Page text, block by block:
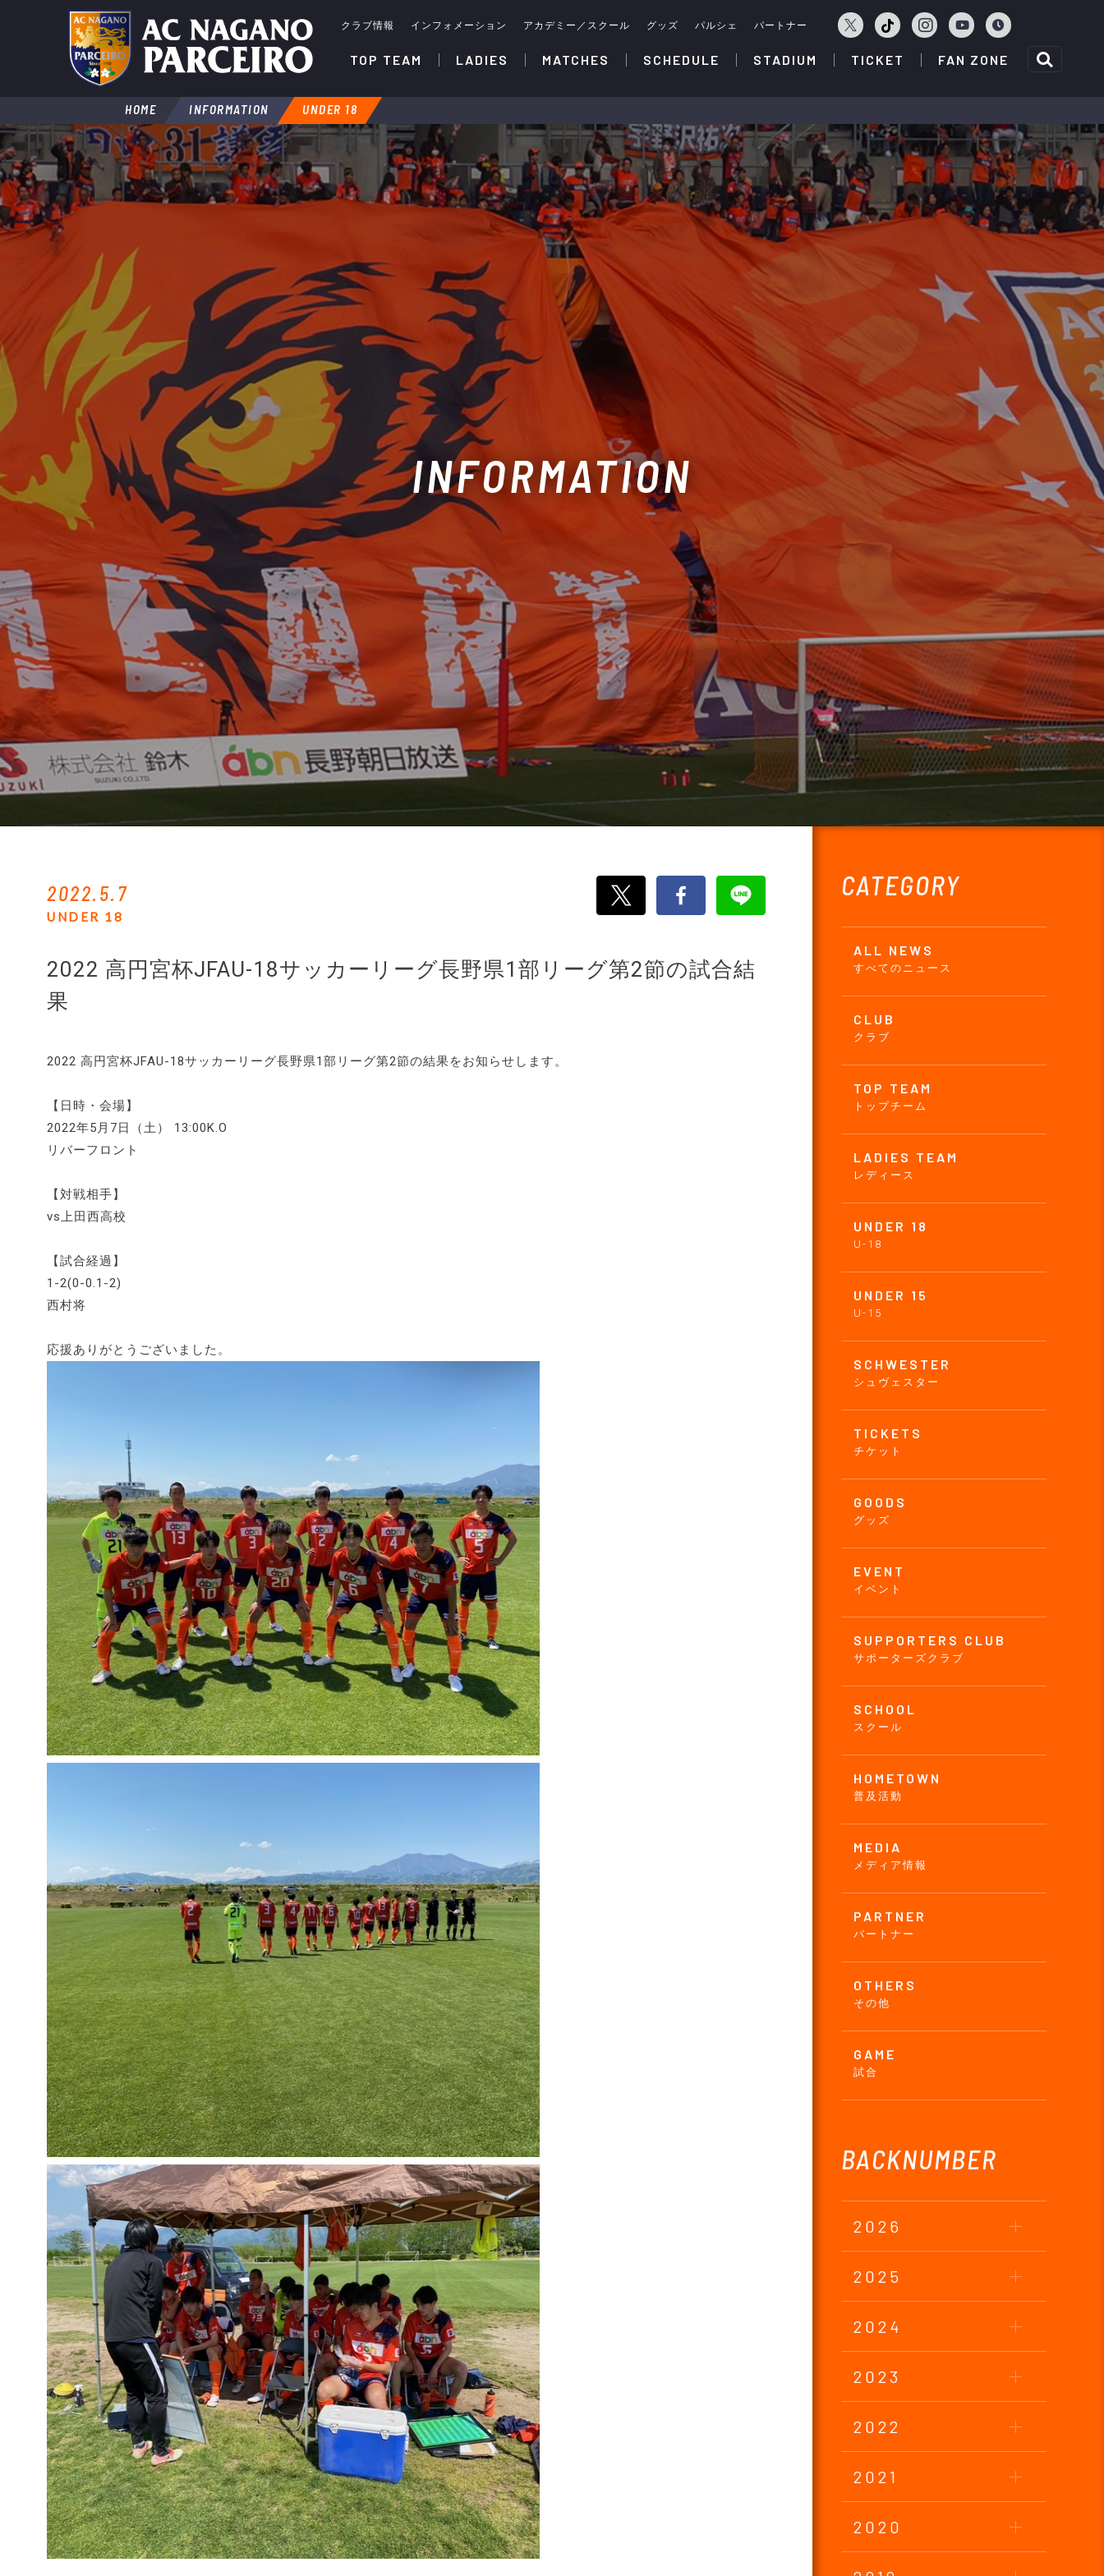
クラブ情報 インフォメーション アカデミー／スクール グッズ パルシェ パートナー
TOP TEAM LADIES MATCHES SCHEDULE STADIUM TICKET FAN ZONE
HOME INFORMATION UNDER 18
INFORMATION
CATEGORY
ALL NEWS
すべてのニュース
CLUB
クラブ
TOP TEAM
トップチーム
LADIES TEAM
レディース
UNDER 18
U-18
UNDER 15
U-15
SCHWESTER
シュヴェスター
TICKETS
チケット
GOODS
グッズ
EVENT
イベント
SUPPORTERS CLUB
サポーターズクラブ
SCHOOL
スクール
HOMETOWN
普及活動
MEDIA
メディア情報
PARTNER
パートナー
OTHERS
その他
GAME
試合
BACKNUMBER
2026
2025
2024
2023
2022
2021
2020
2022.5.7
UNDER 18
2022 高円宮杯JFAU-18サッカーリーグ長野県1部リーグ第2節の試合結
果
2022 高円宮杯JFAU-18サッカーリーグ長野県1部リーグ第2節の結果をお知らせします。
【日時・会場】
2022年5月7日（土） 13:00K.O
リバーフロント
【対戦相手】
vs上田西高校
【試合経過】
1-2(0-0.1-2)
西村将
応援ありがとうございました。